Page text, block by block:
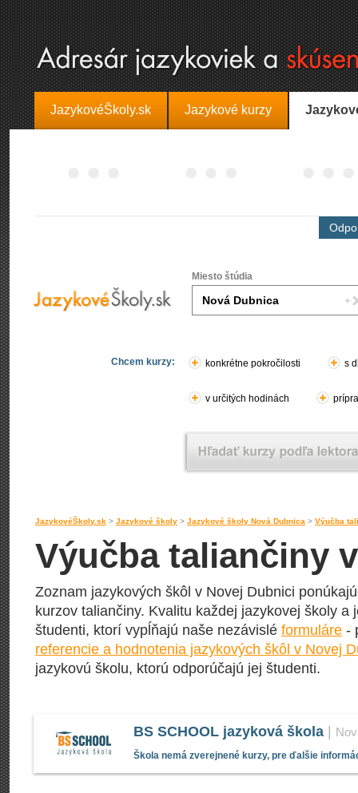
JazykovéŠkoly.sk Jazykové kurzy
Miesto štúdia
Chcem kurzy: konkrétne pokročilosti s
v určitých hodinách
JazykovéŠkoly.sk > Jazykové školy > Jazykové školy Nová Dubnica > Výučba
Výučba taliančiny
Zoznam jazykových škôl v Novej Dubnici
kurzov taliančiny. Kvalitu každej jazykovej školy a
študenti, ktorí vypĺňajú naše nezávislé formuláre -
referencie a hodnotenia jazykových škôl v Novej
jazykovú školu, ktorú odporúčajú jej študenti.
BS SCHOOL jazyková škola
Škola nemá zverejnené kurzy, pre ďalšie